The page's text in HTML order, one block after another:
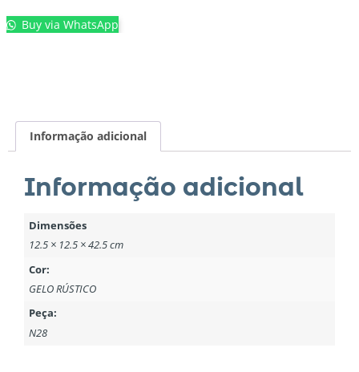
Buy via WhatsApp
Informação adicional
Informação adicional
Dimensões
12.5 × 12.5 × 42.5 cm
Cor:
GELO RÚSTICO
Peça:
N28